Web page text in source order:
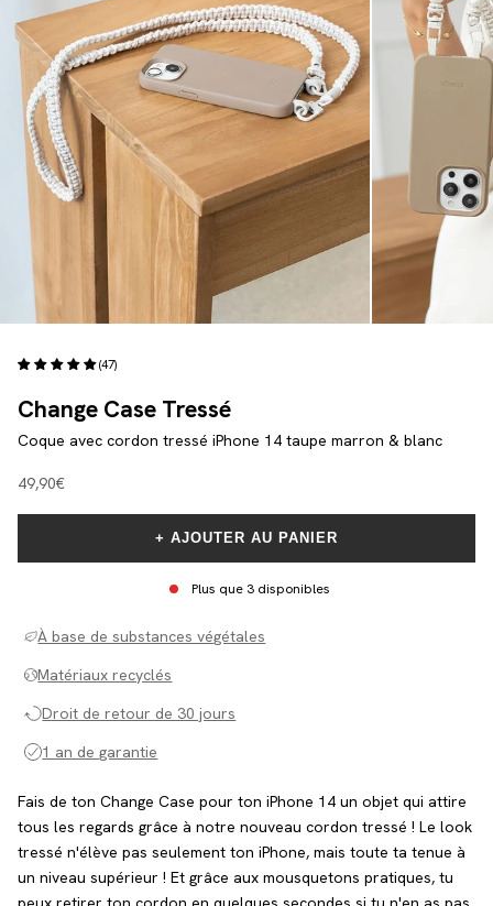
(47)
Change Case Tressé
Coque avec cordon tressé iPhone 14 taupe marron & blanc
Angebot
49,90€
+ AJOUTER AU PANIER
Plus que 3 disponibles
À base de substances végétales
Matériaux recyclés
Droit de retour de 30 jours
1 an de garantie
Fais de ton Change Case pour ton iPhone 14 un objet qui attire
tous les regards grâce à notre nouveau cordon tressé ! Le look
tressé n'élève pas seulement ton iPhone, mais toute ta tenue à
un niveau supérieur ! Et grâce aux mousquetons pratiques, tu